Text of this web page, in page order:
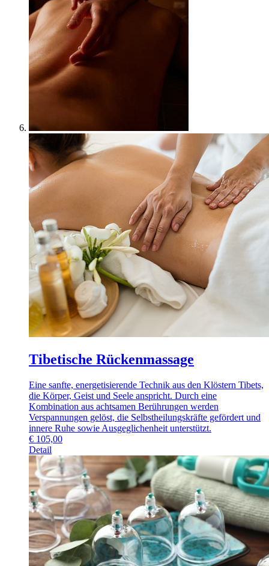
Tibetische Rückenmassage
Eine sanfte, energetisierende Technik aus den Klöstern Tibets,
die Körper, Geist und Seele anspricht. Durch eine
Kombination aus achtsamen Berührungen werden
Verspannungen gelöst, die Selbstheilungskräfte gefördert und
innere Ruhe sowie Ausgeglichenheit unterstützt.
€ 105,00
Detail